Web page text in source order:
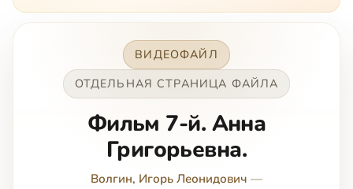
ВИДЕОФАЙЛ
ОТДЕЛЬНАЯ СТРАНИЦА ФАЙЛА
Фильм 7-й. Анна
Григорьевна.
Волгин, Игорь Леонидович —